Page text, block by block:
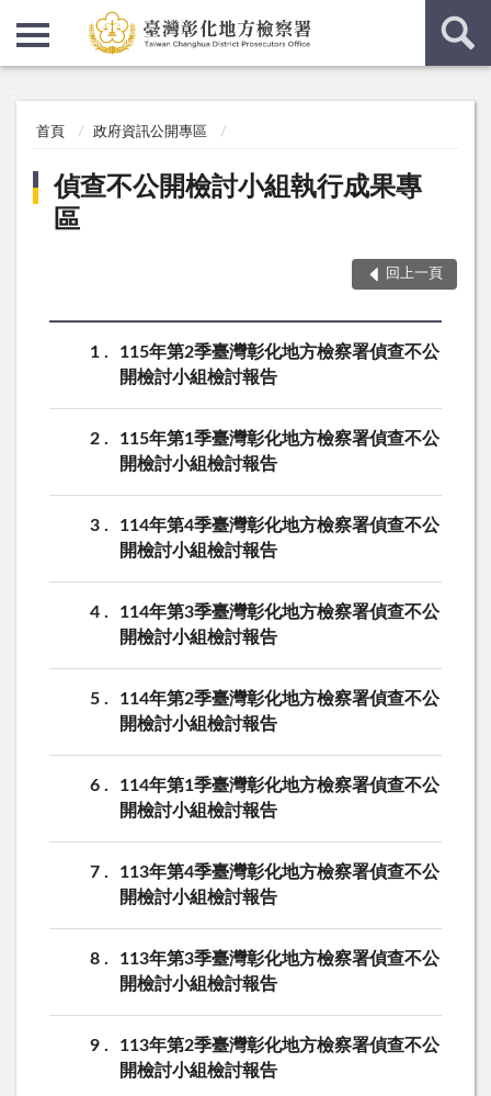
首頁 政府資訊公開專區
偵查不公開檢討小組執行成果專
區
回上一頁
1
115年第2季臺灣彰化地方檢察署偵查不公
開檢討小組檢討報告
2
115年第1季臺灣彰化地方檢察署偵查不公
開檢討小組檢討報告
3
114年第4季臺灣彰化地方檢察署偵查不公
開檢討小組檢討報告
4
114年第3季臺灣彰化地方檢察署偵查不公
開檢討小組檢討報告
5
114年第2季臺灣彰化地方檢察署偵查不公
開檢討小組檢討報告
6
114年第1季臺灣彰化地方檢察署偵查不公
開檢討小組檢討報告
7
113年第4季臺灣彰化地方檢察署偵查不公
開檢討小組檢討報告
8
113年第3季臺灣彰化地方檢察署偵查不公
開檢討小組檢討報告
9
113年第2季臺灣彰化地方檢察署偵查不公
開檢討小組檢討報告